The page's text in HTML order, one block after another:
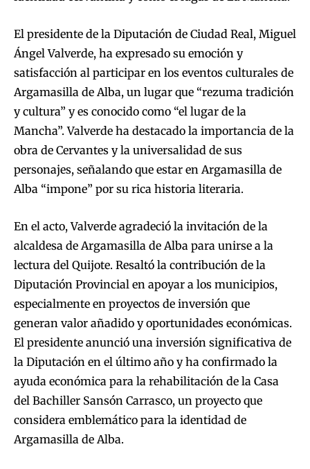
El presidente de la Diputación de Ciudad Real, Miguel
Ángel Valverde, ha expresado su emoción y
satisfacción al participar en los eventos culturales de
Argamasilla de Alba, un lugar que “rezuma tradición
y cultura” y es conocido como “el lugar de la
Mancha”. Valverde ha destacado la importancia de la
obra de Cervantes y la universalidad de sus
personajes, señalando que estar en Argamasilla de
Alba “impone” por su rica historia literaria.
En el acto, Valverde agradeció la invitación de la
alcaldesa de Argamasilla de Alba para unirse a la
lectura del Quijote. Resaltó la contribución de la
Diputación Provincial en apoyar a los municipios,
especialmente en proyectos de inversión que
generan valor añadido y oportunidades económicas.
El presidente anunció una inversión significativa de
la Diputación en el último año y ha confirmado la
ayuda económica para la rehabilitación de la Casa
del Bachiller Sansón Carrasco, un proyecto que
considera emblemático para la identidad de
Argamasilla de Alba.